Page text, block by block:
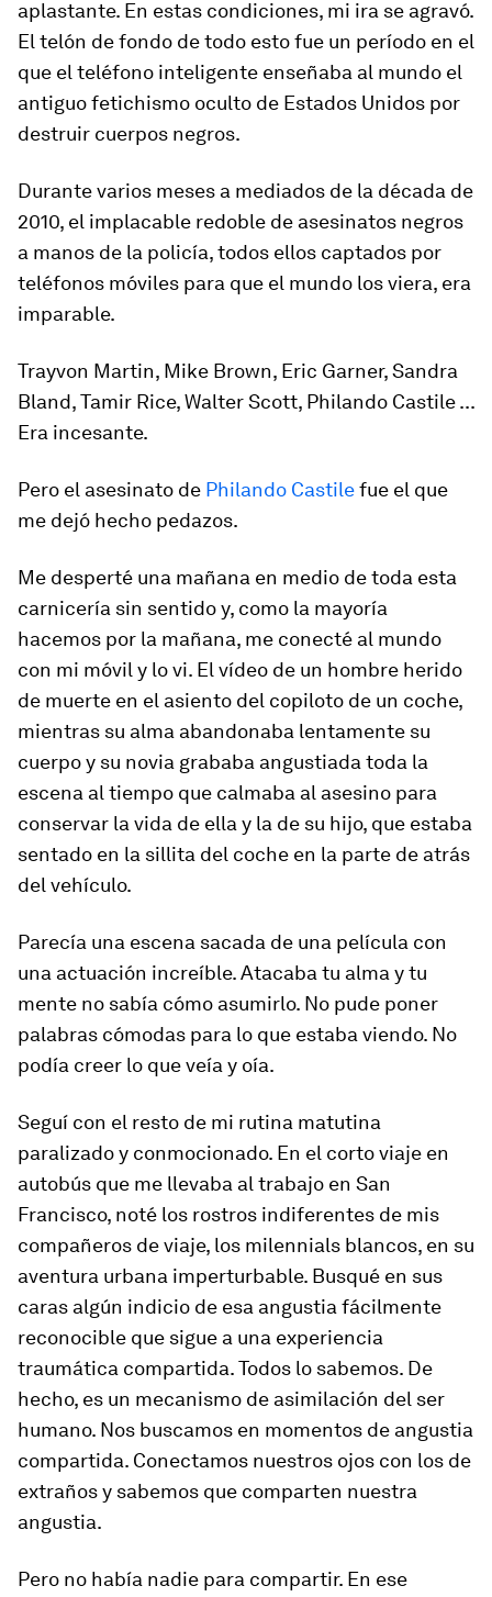
aplastante. En estas condiciones, mi ira se agravó.
El telón de fondo de todo esto fue un período en el
que el teléfono inteligente enseñaba al mundo el
antiguo fetichismo oculto de Estados Unidos por
destruir cuerpos negros.
Durante varios meses a mediados de la década de
2010, el implacable redoble de asesinatos negros
a manos de la policía, todos ellos captados por
teléfonos móviles para que el mundo los viera, era
imparable.
Trayvon Martin, Mike Brown, Eric Garner, Sandra
Bland, Tamir Rice, Walter Scott, Philando Castile ...
Era incesante.
Pero el asesinato de Philando Castilefue el que
me dejó hecho pedazos.
Me desperté una mañana en medio de toda esta
carnicería sin sentido y, como la mayoría
hacemos por la mañana, me conecté al mundo
con mi móvil y lo vi. El vídeo de un hombre herido
de muerte en el asiento del copiloto de un coche,
mientras su alma abandonaba lentamente su
cuerpo y su novia grababa angustiada toda la
escena al tiempo que calmaba al asesino para
conservar la vida de ella y la de su hijo, que estaba
sentado en la sillita del coche en la parte de atrás
del vehículo.
Parecía una escena sacada de una película con
una actuación increíble. Atacaba tu alma y tu
mente no sabía cómo asumirlo. No pude poner
palabras cómodas para lo que estaba viendo. No
podía creer lo que veía y oía.
Seguí con el resto de mi rutina matutina
paralizado y conmocionado. En el corto viaje en
autobús que me llevaba al trabajo en San
Francisco, noté los rostros indiferentes de mis
compañeros de viaje, los milennials blancos, en su
aventura urbana imperturbable. Busqué en sus
caras algún indicio de esa angustia fácilmente
reconocible que sigue a una experiencia
traumática compartida. Todos lo sabemos. De
hecho, es un mecanismo de asimilación del ser
humano. Nos buscamos en momentos de angustia
compartida. Conectamos nuestros ojos con los de
extraños y sabemos que comparten nuestra
angustia.
Pero no había nadie para compartir. En ese